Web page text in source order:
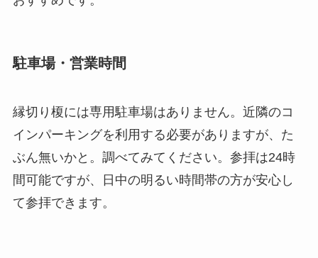
駐車場・営業時間
縁切り榎には専用駐車場はありません。近隣のコ
インパーキングを利用する必要がありますが、た
ぶん無いかと。調べてみてください。参拝は24時
間可能ですが、日中の明るい時間帯の方が安心し
て参拝できます。